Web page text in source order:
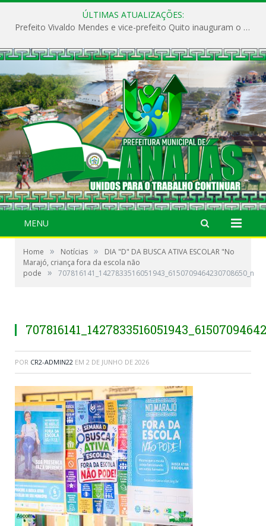
ÚLTIMAS ATUALIZAÇÕES:
Prefeito Vivaldo Mendes e vice-prefeito Quito inauguram o CAPS e fortalecem a saúde pública em Anajás.
MENU
Home » Notícias »
DIA "D" DA BUSCA ATIVA ESCOLAR "No
Marajó, criança fora da escola não
pode
» 707816141_1427833516051943_6150709464230708650_n
POR CR2-ADMIN22 EM 2 DE JUNHO DE 2026